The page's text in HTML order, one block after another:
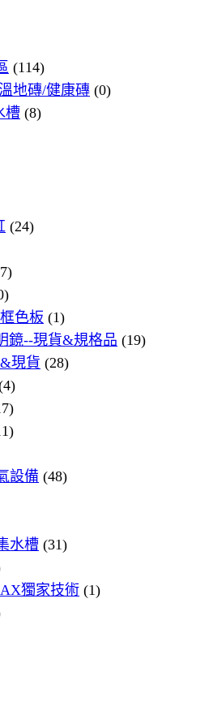
(114)
地磚/健康磚 (0)
槽 (8)
(24)
色板 (1)
鏡--現貨&規格品 (19)
現貨 (28)
設備 (48)
水槽 (31)
獨家技術 (1)